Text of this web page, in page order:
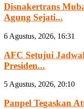
Disnakertrans
Agung Sejati...
6 Agustus, 2026, 16:31
AFC Setujui
Presiden...
5 Agustus, 2026, 20:10
Panpel Tegaskan